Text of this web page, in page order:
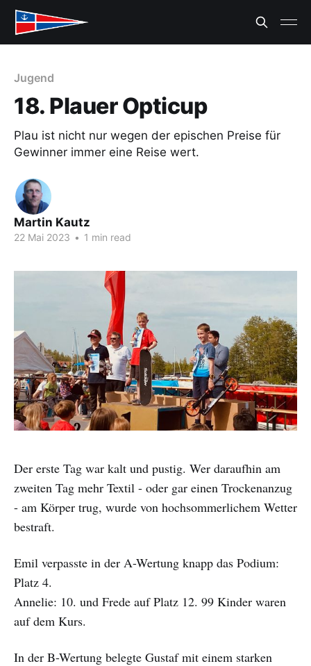
Jugend
18. Plauer Opticup
Plau ist nicht nur wegen der epischen Preise für
Gewinner immer eine Reise wert.
Martin Kautz
22 Mai 2023 • 1 min read
Der erste Tag war kalt und pustig. Wer daraufhin am
zweiten Tag mehr Textil - oder gar einen Trockenanzug
- am Körper trug, wurde von hochsommerlichem Wetter
bestraft.
Emil verpasste in der A-Wertung knapp das Podium:
Platz 4.
Annelie: 10. und Frede auf Platz 12. 99 Kinder waren
auf dem Kurs.
In der B-Wertung belegte Gustaf mit einem starken